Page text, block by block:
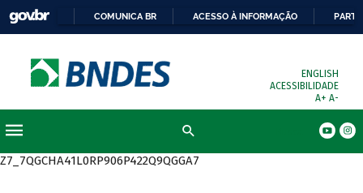
COMUNICA BR ACESSO À INFORMAÇÃO
ENGLISH
ACESSIBILIDADE
A+ A-
Z7_7QGCHA41L0RP906P422Q9QGGA7